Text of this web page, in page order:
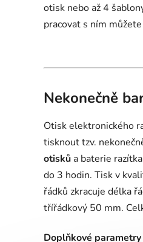
otisk nebo až 4
pracovat s ním
Nekonečně
Otisk elektronického
tisknout tzv.
otisků a baterie
do 3 hodin. Tisk v
řádků zkracuje délka
třířádkový 50 mm.
Doplňkové parametry